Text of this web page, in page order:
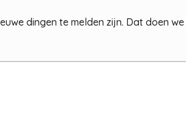
dingen te melden zijn. Dat doen